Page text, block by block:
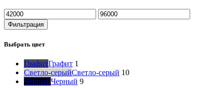
Минимальная
цена
Максимальная
цена
Фильтрация
Выбрать цвет
ГрафитГрафит 1
Светло-серыйСветло-серый 10
ЧерныйЧерный 9